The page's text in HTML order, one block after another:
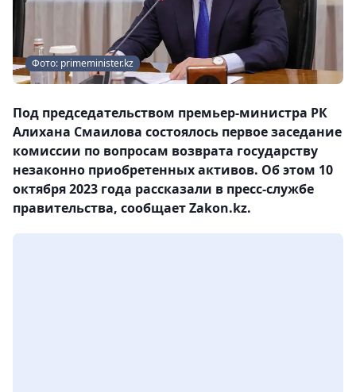
Фото: primeminister.kz
Под председательством премьер-министра РК
Алихана Смаилова состоялось первое заседание
комиссии по вопросам возврата государству
незаконно приобретенных активов. Об этом 10
октября 2023 года рассказали в пресс-службе
правительства, сообщает Zakon.kz.